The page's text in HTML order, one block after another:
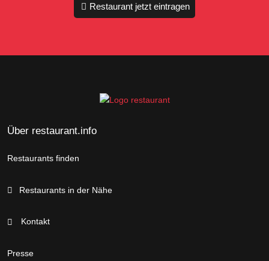
Restaurant jetzt eintragen
Über restaurant.info
Restaurants finden
Restaurants in der Nähe
Kontakt
Presse